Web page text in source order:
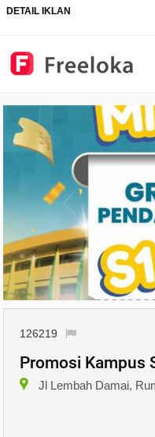
DETAIL IKLAN
126219
Promosi Kampus
Jl Lembah Damai,